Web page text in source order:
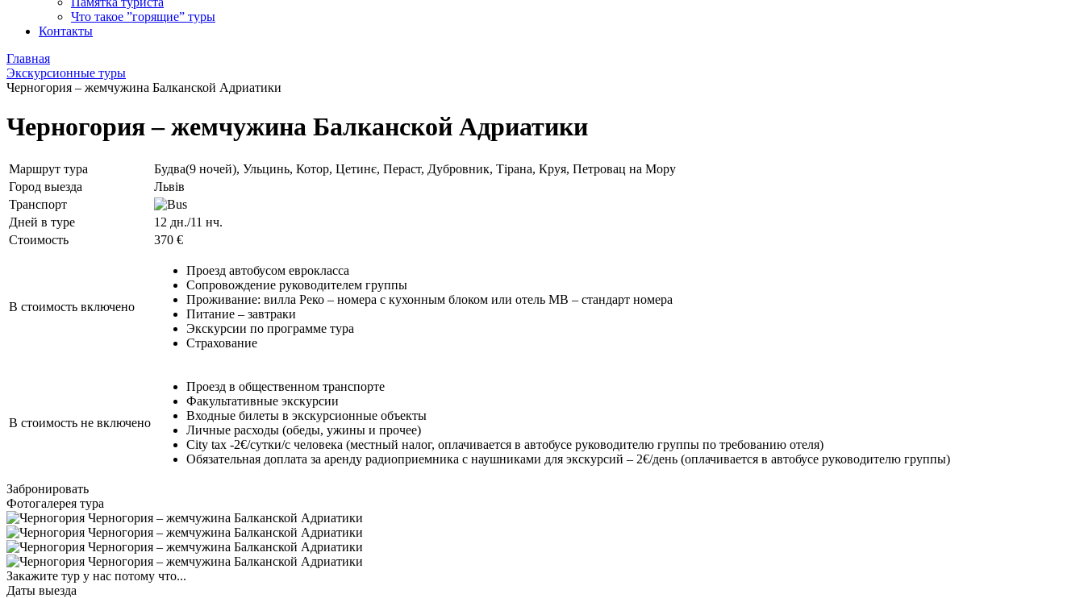
Что такое ”горящие” туры
Контакты
Главная
Экскурсионные туры
Черногория – жемчужина Балканской Адриатики
Черногория – жемчужина Балканской Адриатики
Маршрут тура
Будва(9 ночей), Ульцинь, Котор, Цетинє, Пераст, Дубровник, Тірана, Круя, Петровац на Мору
Город выезда
Львів
Транспорт
Дней в туре
12 дн./11 нч.
Стоимость
370 €
В стоимость включено
Проезд автобусом еврокласса
Сопровождение руководителем группы
Проживание: вилла Реко – номера с кухонным блоком или отель МВ – стандарт номера
Питание – завтраки
Экскурсии по программе тура
Страхование
В стоимость не включено
Проезд в общественном транспорте
Факультативные экскурсии
Входные билеты в экскурсионные объекты
Личные расходы (обеды, ужины и прочее)
City tax -2€/сутки/с человека (местный налог, оплачивается в автобусе руководителю группы по требованию отеля)
Обязательная доплата за аренду радиоприемника с наушниками для экскурсий – 2€/день (оплачивается в автобусе руководителю группы)
Забронировать
Фотогалерея тура
Закажите тур у нас потому что...
Даты выезда